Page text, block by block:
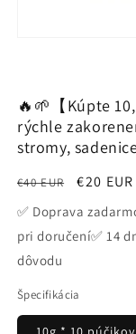
modálnom
okne
🔥🌱【Kúpte
rýchle
stromy,
Normálna
cena
€40 EUR
Cena
zľave
€20 EUR
✅ Doprava
pri doručení✅ 14
dôvodu
Špecifikácia